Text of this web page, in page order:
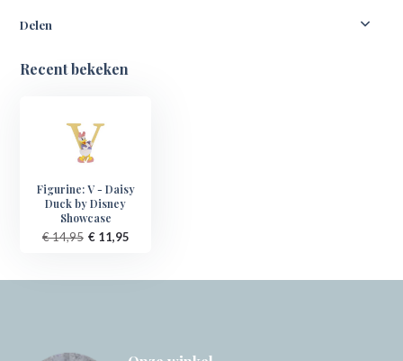
Delen
Recent bekeken
Figurine: V - Daisy
Duck by Disney
Showcase
€ 14,95 € 11,95